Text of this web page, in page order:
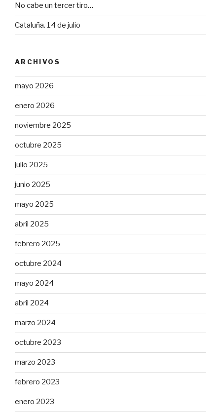
No cabe un tercer tiro…
Cataluña. 14 de julio
ARCHIVOS
mayo 2026
enero 2026
noviembre 2025
octubre 2025
julio 2025
junio 2025
mayo 2025
abril 2025
febrero 2025
octubre 2024
mayo 2024
abril 2024
marzo 2024
octubre 2023
marzo 2023
febrero 2023
enero 2023